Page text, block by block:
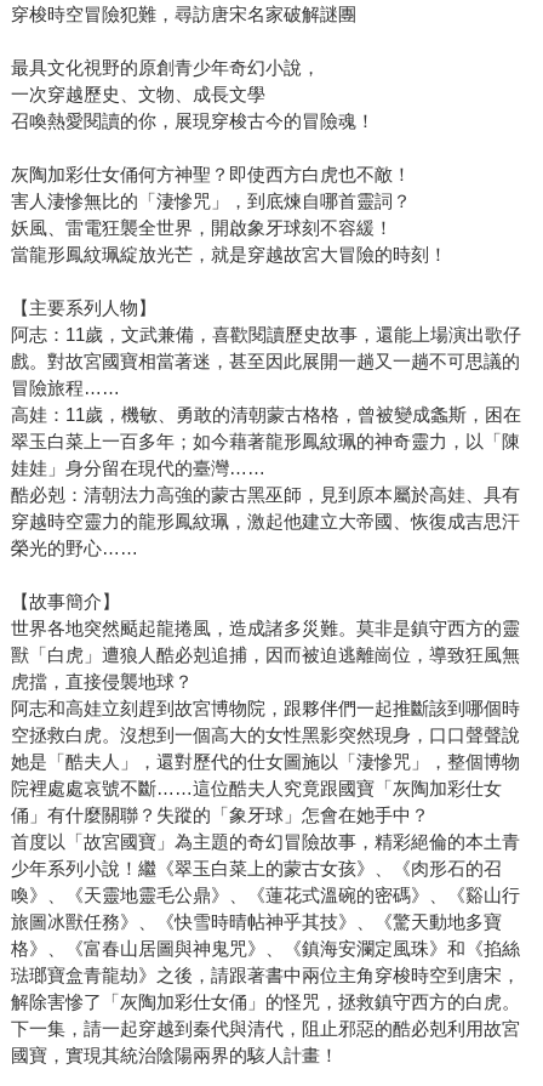
穿梭時空冒險犯難，尋訪唐宋名家破解謎團
最具文化視野的原創青少年奇幻小說，
一次穿越歷史、文物、成長文學
召喚熱愛閱讀的你，展現穿梭古今的冒險魂！
灰陶加彩仕女俑何方神聖？即使西方白虎也不敵！
害人淒慘無比的「淒慘咒」，到底煉自哪首靈詞？
妖風、雷電狂襲全世界，開啟象牙球刻不容緩！
當龍形鳳紋珮綻放光芒，就是穿越故宮大冒險的時刻！
【主要系列人物】
阿志：11歲，文武兼備，喜歡閱讀歷史故事，還能上場演出歌仔
戲。對故宮國寶相當著迷，甚至因此展開一趟又一趟不可思議的
冒險旅程……
高娃：11歲，機敏、勇敢的清朝蒙古格格，曾被變成螽斯，困在
翠玉白菜上一百多年；如今藉著龍形鳳紋珮的神奇靈力，以「陳
娃娃」身分留在現代的臺灣……
酷必剋：清朝法力高強的蒙古黑巫師，見到原本屬於高娃、具有
穿越時空靈力的龍形鳳紋珮，激起他建立大帝國、恢復成吉思汗
榮光的野心……
【故事簡介】
世界各地突然颳起龍捲風，造成諸多災難。莫非是鎮守西方的靈
獸「白虎」遭狼人酷必剋追捕，因而被迫逃離崗位，導致狂風無
虎擋，直接侵襲地球？
阿志和高娃立刻趕到故宮博物院，跟夥伴們一起推斷該到哪個時
空拯救白虎。沒想到一個高大的女性黑影突然現身，口口聲聲說
她是「酷夫人」，還對歷代的仕女圖施以「淒慘咒」，整個博物
院裡處處哀號不斷……這位酷夫人究竟跟國寶「灰陶加彩仕女
俑」有什麼關聯？失蹤的「象牙球」怎會在她手中？
首度以「故宮國寶」為主題的奇幻冒險故事，精彩絕倫的本土青
少年系列小說！繼《翠玉白菜上的蒙古女孩》、《肉形石的召
喚》、《天靈地靈毛公鼎》、《蓮花式溫碗的密碼》、《谿山行
旅圖冰獸任務》、《快雪時晴帖神乎其技》、《驚天動地多寶
格》、《富春山居圖與神鬼咒》、《鎮海安瀾定風珠》和《掐絲
琺瑯寶盒青龍劫》之後，請跟著書中兩位主角穿梭時空到唐宋，
解除害慘了「灰陶加彩仕女俑」的怪咒，拯救鎮守西方的白虎。
下一集，請一起穿越到秦代與清代，阻止邪惡的酷必剋利用故宮
國寶，實現其統治陰陽兩界的駭人計畫！